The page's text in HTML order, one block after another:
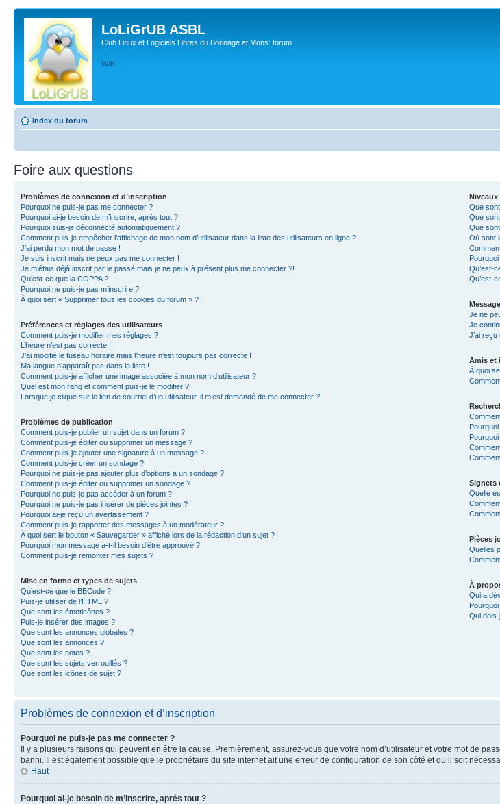
LoLiGrUB ASBL
Club Linux et Logiciels Libres du Borinage et Mons: forum
WIKI
Index du forum
Foire aux questions
Problèmes de connexion et d’inscription
Pourquoi ne puis-je pas me connecter ?
Pourquoi ai-je besoin de m’inscrire, après tout ?
Pourquoi suis-je déconnecté automatiquement ?
Comment puis-je empêcher l’affichage de mon nom d’utilisateur dans la liste des utilisateurs en ligne ?
J’ai perdu mon mot de passe !
Je suis inscrit mais ne peux pas me connecter !
Je m’étais déjà inscrit par le passé mais je ne peux à présent plus me connecter ?!
Qu’est-ce que la COPPA ?
Pourquoi ne puis-je pas m’inscrire ?
À quoi sert « Supprimer tous les cookies du forum » ?
Préférences et réglages des utilisateurs
Comment puis-je modifier mes réglages ?
L’heure n’est pas correcte !
J’ai modifié le fuseau horaire mais l’heure n’est toujours pas correcte !
Ma langue n’apparaît pas dans la liste !
Comment puis-je afficher une image associée à mon nom d’utilisateur ?
Quel est mon rang et comment puis-je le modifier ?
Lorsque je clique sur le lien de courriel d’un utilisateur, il m’est demandé de me connecter ?
Problèmes de publication
Comment puis-je publier un sujet dans un forum ?
Comment puis-je éditer ou supprimer un message ?
Comment puis-je ajouter une signature à un message ?
Comment puis-je créer un sondage ?
Pourquoi ne puis-je pas ajouter plus d’options à un sondage ?
Comment puis-je éditer ou supprimer un sondage ?
Pourquoi ne puis-je pas accéder à un forum ?
Pourquoi ne puis-je pas insérer de pièces jointes ?
Pourquoi ai-je reçu un avertissement ?
Comment puis-je rapporter des messages à un modérateur ?
À quoi sert le bouton « Sauvegarder » affiché lors de la rédaction d’un sujet ?
Pourquoi mon message a-t-il besoin d’être approuvé ?
Comment puis-je remonter mes sujets ?
Mise en forme et types de sujets
Qu’est-ce que le BBCode ?
Puis-je utiliser de l’HTML ?
Que sont les émoticônes ?
Puis-je insérer des images ?
Que sont les annonces globales ?
Que sont les annonces ?
Que sont les notes ?
Que sont les sujets verrouillés ?
Que sont les icônes de sujet ?
Que
Que
Que
Où sont
Qu’est-
Qu’est-
Je ne
Je
J’ai
Amis et
À quoi
Signets
Quelle
Pièces
Quelles
À
Qui a
Qui
Problèmes de connexion et d’inscription
Pourquoi ne puis-je pas me connecter ?
Il y a plusieurs raisons qui peuvent en être la cause. Premièrement, assurez-vous que votre nom d’utilisateur et votre mot de
banni. Il est également possible que le propriétaire du site internet ait une erreur de configuration de son côté et qu’il soit
Haut
Pourquoi ai-je besoin de m’inscrire, après tout ?